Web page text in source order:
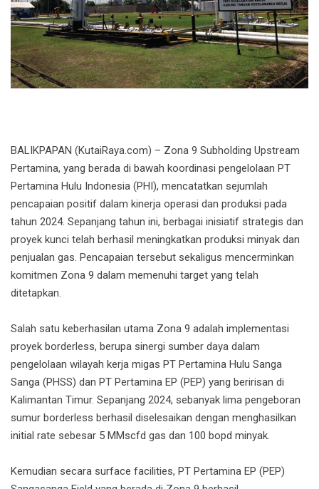
BALIKPAPAN (KutaiRaya.com) – Zona 9 Subholding Upstream
Pertamina, yang berada di bawah koordinasi pengelolaan PT
Pertamina Hulu Indonesia (PHI), mencatatkan sejumlah
pencapaian positif dalam kinerja operasi dan produksi pada
tahun 2024. Sepanjang tahun ini, berbagai inisiatif strategis dan
proyek kunci telah berhasil meningkatkan produksi minyak dan
penjualan gas. Pencapaian tersebut sekaligus mencerminkan
komitmen Zona 9 dalam memenuhi target yang telah
ditetapkan.
Salah satu keberhasilan utama Zona 9 adalah implementasi
proyek borderless, berupa sinergi sumber daya dalam
pengelolaan wilayah kerja migas PT Pertamina Hulu Sanga
Sanga (PHSS) dan PT Pertamina EP (PEP) yang beririsan di
Kalimantan Timur. Sepanjang 2024, sebanyak lima pengeboran
sumur borderless berhasil diselesaikan dengan menghasilkan
initial rate sebesar 5 MMscfd gas dan 100 bopd minyak.
Kemudian secara surface facilities, PT Pertamina EP (PEP)